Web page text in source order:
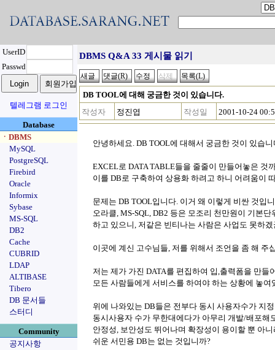
UserID
Passwd
텔레그램 로그인
Database
ㆍDBMS
MySQL
PostgreSQL
Firebird
Oracle
Informix
Sybase
MS-SQL
DB2
Cache
CUBRID
LDAP
ALTIBASE
Tibero
DB 문서들
스터디
Community
공지사항
DBMS Q&A 33 게시물 읽기
DB TOOL에 대해 궁금한 것이 있습니다.
작성자
정진엽 작성일 2001-10-24
안녕하세요. DB TOOL에 대해서 궁금한 것이 있습니
EXCEL로 DATA TABLE들을 줄줄이 만들어놓은 것
이를 DB로 구축하여 상용화 하려고 하니 어려움이
문제는 DB TOOL입니다. 이거 왜 이렇게 비싼 것입
오라클, MS-SQL, DB2 등은 모조리 천만원이 기본단
하고 있으니, 저같은 빈티나는 사람은 사업도 못하겠
이곳에 계신 고수님들, 저를 위해서 조언을 좀 해 주
저는 제가 가진 DATA를 편집하여 입,출력폼을 만들
모든 사람들에게 서비스를 하여야 하는 상황에 놓여
위에 나와있는 DB들은 전부다 동시 사용자수가 지
동시사용자 수가 무한대에다가 아무리 개발/배포해
안정성, 보안성도 뛰어나며 확장성이 용이할 뿐 아
쉬운 서민용 DB는 없는 것입니까?